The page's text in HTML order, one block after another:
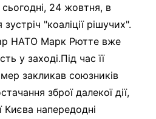
24 жовтня, в
"коаліції рішучих".
НАТО Марк Рютте вже
у заході.Під час її
закликав союзників
зброї далекої дії,
Києва напередодні